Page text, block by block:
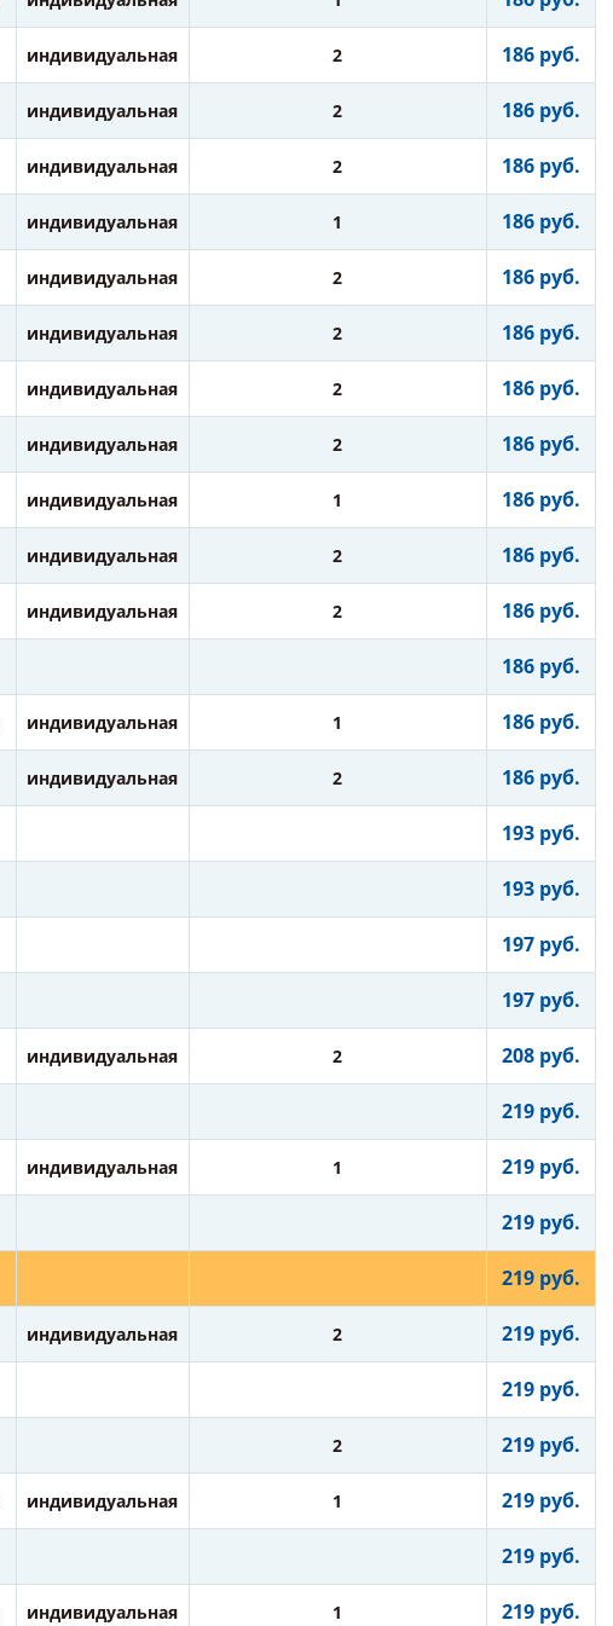
индивидуальная 2 186 руб.
индивидуальная 2 186 руб.
индивидуальная 2 186 руб.
индивидуальная 1 186 руб.
индивидуальная 2 186 руб.
индивидуальная 2 186 руб.
индивидуальная 2 186 руб.
индивидуальная 2 186 руб.
индивидуальная 1 186 руб.
индивидуальная 2 186 руб.
индивидуальная 2 186 руб.
186 руб.
индивидуальная 1 186 руб.
индивидуальная 2 186 руб.
193 руб.
193 руб.
197 руб.
197 руб.
индивидуальная 2 208 руб.
219 руб.
индивидуальная 1 219 руб.
219 руб.
219 руб.
индивидуальная 2 219 руб.
219 руб.
2 219 руб.
индивидуальная 1 219 руб.
219 руб.
индивидуальная 1 219 руб.